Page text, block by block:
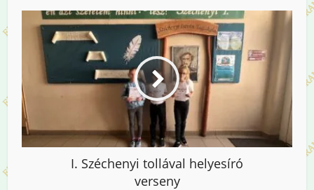
I. Széchenyi tollával helyesíró
verseny